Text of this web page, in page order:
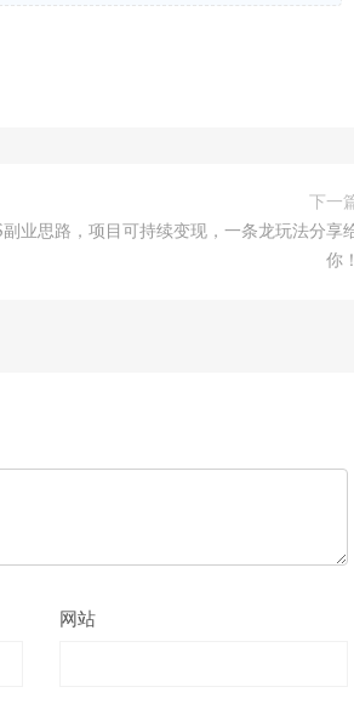
下一
副业思路，项目可持续变现，一条龙玩法分享
你！
网站